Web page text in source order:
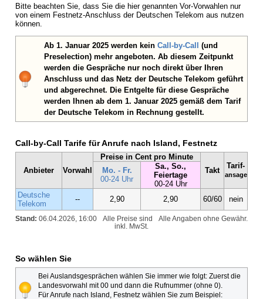
Bitte beachten Sie, dass Sie die hier genannten Vor-Vorwahlen nur
von einem Festnetz-Anschluss der Deutschen Telekom aus nutzen
können.
Ab 1. Januar 2025 werden kein Call-by-Call (und
Preselection) mehr angeboten. Ab diesem Zeitpunkt
werden die Gespräche nur noch direkt über Ihren
Anschluss und das Netz der Deutsche Telekom geführt
und abgerechnet. Die Entgelte für diese Gespräche
werden Ihnen ab dem 1. Januar 2025 gemäß dem Tarif
der Deutsche Telekom in Rechnung gestellt.
Call-by-Call Tarife für Anrufe nach Island, Festnetz
Anbieter Vorwahl
Preise in Cent pro Minute
Takt
Tarif-
ansage
Mo. - Fr.
00-24 Uhr
Sa., So.,
Feiertage
00-24 Uhr
Deutsche
Telekom
-- 2,90 2,90 60/60 nein
Stand: 06.04.2026, 16:00 Alle Angaben ohne Gewähr.
Alle Preise sind
inkl. MwSt.
So wählen Sie
Bei Auslandsgesprächen wählen Sie immer wie folgt: Zuerst die
Landesvorwahl mit 00 und dann die Rufnummer (ohne 0).
Für Anrufe nach Island, Festnetz wählen Sie zum Beispiel: